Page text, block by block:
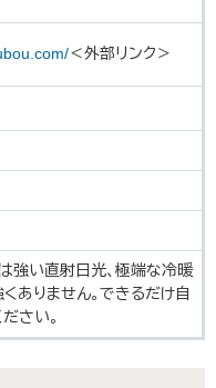
＜外部リンク＞
強い直射日光、極端な冷暖
ありません。できるだけ自
さい。